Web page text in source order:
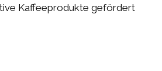
Kaffeeprodukte gefördert